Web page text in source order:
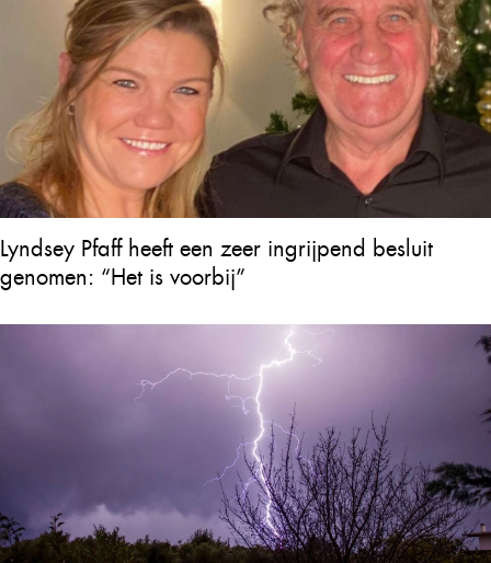
Lyndsey Pfaff heeft een zeer ingrijpend besluit
genomen: “Het is voorbij”